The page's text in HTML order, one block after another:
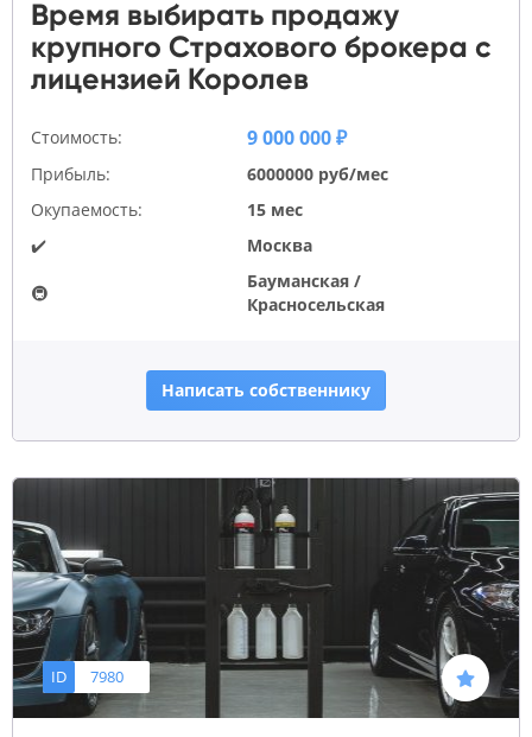
Время выбирать продажу
крупного Страхового брокера с
лицензией Королев
Стоимость: 9 000 000 ₽
Прибыль:
6000000 руб/мес
Окупаемость:
15 мес
✔️
Москва
🚇
Бауманская /
Красносельская
Написать собственнику
ID 7980